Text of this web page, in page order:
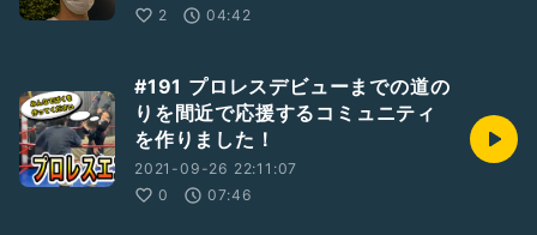
2
04:42
#191 プロレスデビューまでの道の
りを間近で応援するコミュニティ
を作りました！
2021-09-26 22:11:07
0
07:46